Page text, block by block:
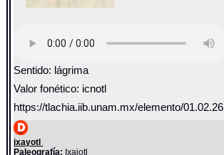
Sentido: lágrima
Valor fonético: icnotl
https://tlachia.iib.unam.mx/elemento/01.02.26
ixayotl
Paleografía: Ixaiotl